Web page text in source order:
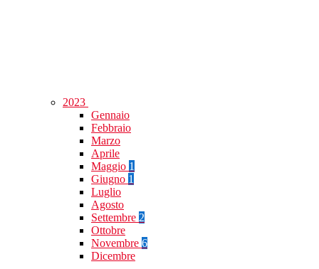
2023
Gennaio
Febbraio
Marzo
Aprile
Maggio 1
Giugno 1
Luglio
Agosto
Settembre 2
Ottobre
Novembre 6
Dicembre